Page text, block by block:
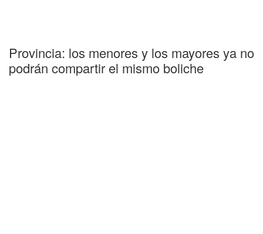
Provincia: los menores y los mayores ya no
podrán compartir el mismo boliche